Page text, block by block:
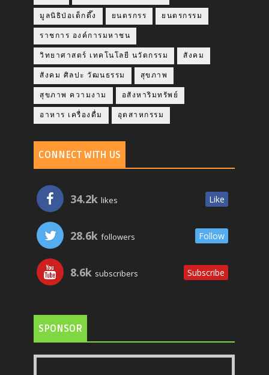
มูลนิธิป่อเต็กตึ๊ง ยนตรกรร ยนตรกรรม
ราชการ องค์การมหาชน
วิทยาศาสตร์ เทคโนโลยี นวัตกรรม สังคม
สังคม ศิลปะ วัฒนธรรม สุขภาพ
สุขภาพ ความงาม อสังหาริมทรัพย์
อาหาร เครื่องดื่ม อุตสาหกรรม
CONNECT WITH US
34.2k likes Like
28.6k followers Follow
8.6k subscribers Subscribe
SPONSOR